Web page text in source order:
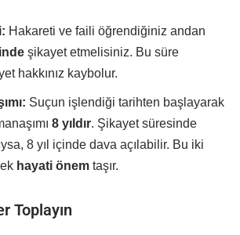
Hakareti ve faili öğrendiğiniz andan
şikayet etmelisiniz. Bu süre
hakkınız kaybolur.
Suçun işlendiği tarihten başlayarak
8 yıldır. Şikayet süresinde
8 yıl içinde dava açılabilir. Bu iki
hayati önem taşır.
Toplayın